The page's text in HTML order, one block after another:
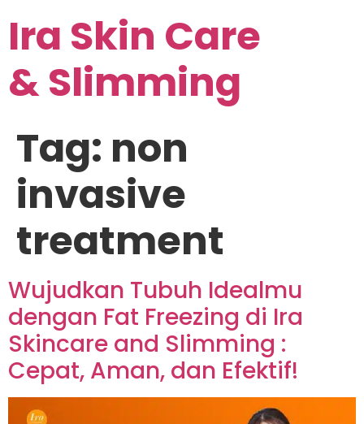
Ira Skin Care
& Slimming
Tag: non
invasive
treatment
Wujudkan Tubuh Idealmu
dengan Fat Freezing di Ira
Skincare and Slimming :
Cepat, Aman, dan Efektif!